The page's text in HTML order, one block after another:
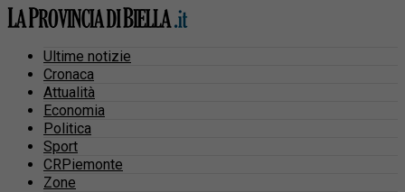
Ultime notizie
Cronaca
Attualità
Economia
Politica
Sport
CRPiemonte
Zone